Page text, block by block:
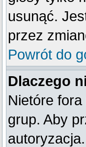
usunąć.
przez
Powrót do
Dlaczego
Nietóre
grup. Aby